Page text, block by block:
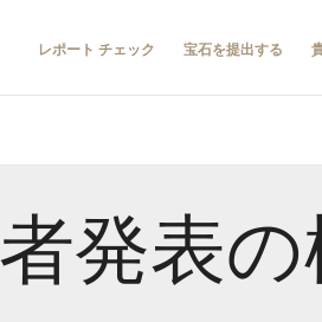
レポート チェック 宝石を提出する
発表